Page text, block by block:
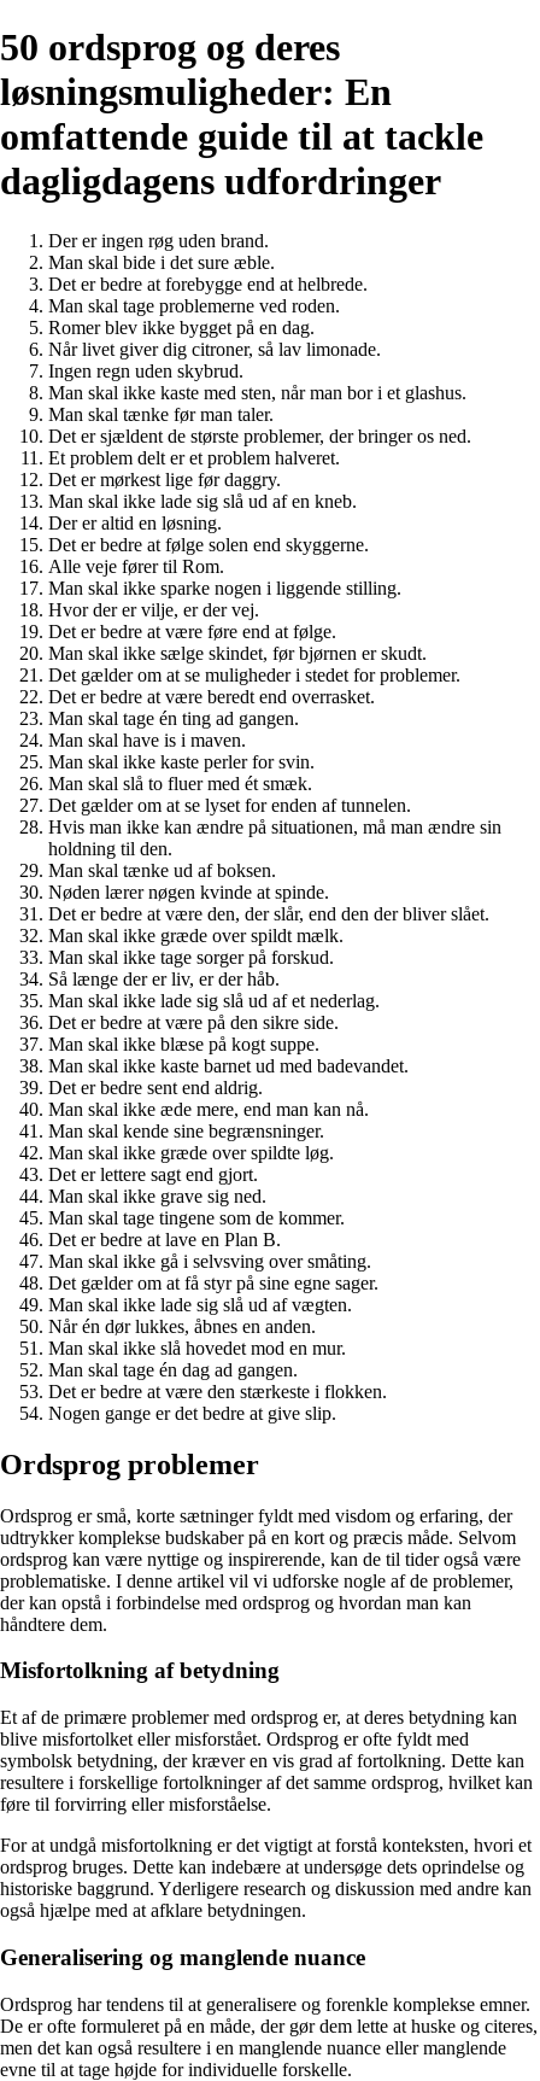
50 ordsprog og deres
løsningsmuligheder: En
omfattende guide til at tackle
dagligdagens udfordringer
Der er ingen røg uden brand.
Man skal bide i det sure æble.
Det er bedre at forebygge end at helbrede.
Man skal tage problemerne ved roden.
Romer blev ikke bygget på en dag.
Når livet giver dig citroner, så lav limonade.
Ingen regn uden skybrud.
Man skal ikke kaste med sten, når man bor i et glashus.
Man skal tænke før man taler.
Det er sjældent de største problemer, der bringer os ned.
Et problem delt er et problem halveret.
Det er mørkest lige før daggry.
Man skal ikke lade sig slå ud af en kneb.
Der er altid en løsning.
Det er bedre at følge solen end skyggerne.
Alle veje fører til Rom.
Man skal ikke sparke nogen i liggende stilling.
Hvor der er vilje, er der vej.
Det er bedre at være føre end at følge.
Man skal ikke sælge skindet, før bjørnen er skudt.
Det gælder om at se muligheder i stedet for problemer.
Det er bedre at være beredt end overrasket.
Man skal tage én ting ad gangen.
Man skal have is i maven.
Man skal ikke kaste perler for svin.
Man skal slå to fluer med ét smæk.
Det gælder om at se lyset for enden af tunnelen.
Hvis man ikke kan ændre på situationen, må man ændre sin
holdning til den.
Man skal tænke ud af boksen.
Nøden lærer nøgen kvinde at spinde.
Det er bedre at være den, der slår, end den der bliver slået.
Man skal ikke græde over spildt mælk.
Man skal ikke tage sorger på forskud.
Så længe der er liv, er der håb.
Man skal ikke lade sig slå ud af et nederlag.
Det er bedre at være på den sikre side.
Man skal ikke blæse på kogt suppe.
Man skal ikke kaste barnet ud med badevandet.
Det er bedre sent end aldrig.
Man skal ikke æde mere, end man kan nå.
Man skal kende sine begrænsninger.
Man skal ikke græde over spildte løg.
Det er lettere sagt end gjort.
Man skal ikke grave sig ned.
Man skal tage tingene som de kommer.
Det er bedre at lave en Plan B.
Man skal ikke gå i selvsving over småting.
Det gælder om at få styr på sine egne sager.
Man skal ikke lade sig slå ud af vægten.
Når én dør lukkes, åbnes en anden.
Man skal ikke slå hovedet mod en mur.
Man skal tage én dag ad gangen.
Det er bedre at være den stærkeste i flokken.
Nogen gange er det bedre at give slip.
Ordsprog problemer
Ordsprog er små, korte sætninger fyldt med visdom og erfaring, der
udtrykker komplekse budskaber på en kort og præcis måde. Selvom
ordsprog kan være nyttige og inspirerende, kan de til tider også være
problematiske. I denne artikel vil vi udforske nogle af de problemer,
der kan opstå i forbindelse med ordsprog og hvordan man kan
håndtere dem.
Misfortolkning af betydning
Et af de primære problemer med ordsprog er, at deres betydning kan
blive misfortolket eller misforstået. Ordsprog er ofte fyldt med
symbolsk betydning, der kræver en vis grad af fortolkning. Dette kan
resultere i forskellige fortolkninger af det samme ordsprog, hvilket kan
føre til forvirring eller misforståelse.
For at undgå misfortolkning er det vigtigt at forstå konteksten, hvori et
ordsprog bruges. Dette kan indebære at undersøge dets oprindelse og
historiske baggrund. Yderligere research og diskussion med andre kan
også hjælpe med at afklare betydningen.
Generalisering og manglende nuance
Ordsprog har tendens til at generalisere og forenkle komplekse emner.
De er ofte formuleret på en måde, der gør dem lette at huske og citeres,
men det kan også resultere i en manglende nuance eller manglende
evne til at tage højde for individuelle forskelle.